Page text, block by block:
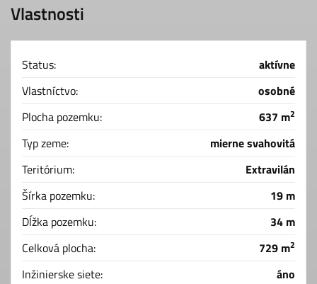
Vlastnosti
Status:
aktívne
Vlastníctvo:
osobné
Plocha pozemku:
637 m2
Typ zeme:
mierne svahovitá
Teritórium:
Extravilán
Šírka pozemku:
19 m
Dĺžka pozemku:
34 m
Celková plocha:
729 m2
Inžinierske siete:
áno